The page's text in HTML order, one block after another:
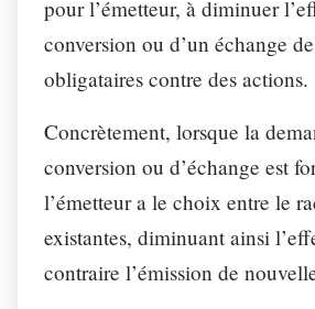
pour l’émetteur, à diminuer
conversion ou d’un échange
obligataires contre des actions.
Concrètement, lorsque la
conversion ou d’échange est
l’émetteur a le choix entre le
existantes, diminuant ainsi
contraire l’émission de